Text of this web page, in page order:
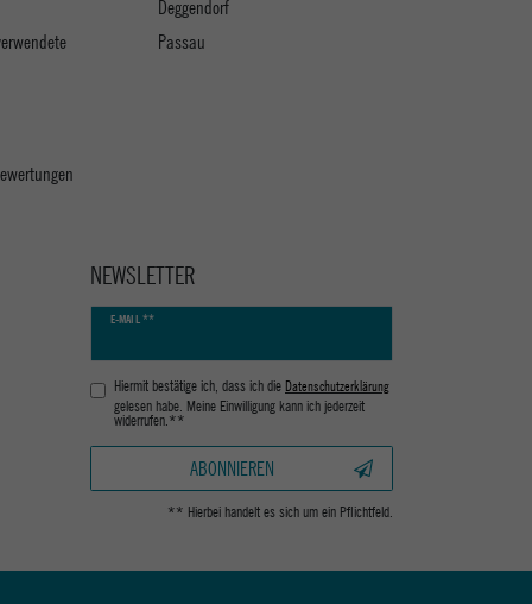
Deggendorf
Passau
NEWSLETTER
E-MAIL **
Newsletter
Hiermit bestätige ich, dass ich die Daten­schutz­erklärung
gelesen habe. Meine Einwilligung kann ich jederzeit
widerrufen.**
ABONNIEREN
** Hierbei handelt es sich um ein Pflichtfeld.